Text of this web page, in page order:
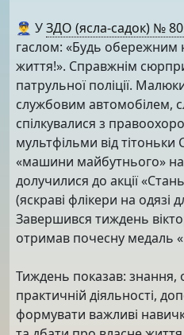
👮‍♂️ УЗДО (ясла-садок) №
гаслом: «Будь обережним
життя!». Справжнім
патрульної поліції.
службовим автомобілем,
спілкувалися з
мультфільми від
«машини майбутнього»
долучилися до акції
(яскраві флікери на одязі
Завершився тиждень
отримав почесну медаль
Тиждень показав: знання,
практичній діяльності,
формувати важливі